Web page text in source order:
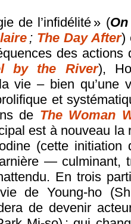
de l’infidélité » (
; The Day After)
des actions
by the River),
vie – bien qu’une
et
de The Woman
est à nouveau la
(cette
— culminant,
En trois
de Young-ho
de devenir